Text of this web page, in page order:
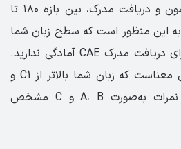
لازم برای قبولی در این آزمون و دریافت مدرک، بین بازه ۱۸۰ تا
۱۹۹ است. نمره پایین ۱۸۰ به این منظور است که سطح زبان شما
برابر با B2 است و هنوز برای دریافت مدرک CAE آمادگی ندارید.
نمره ۲۰۰ تا ۲۱۰ نیز به این معناست که زبان شما بالاتر از C1 و
برابر با C2 است. سطح نمرات به‌صورت A، B و C مشخص